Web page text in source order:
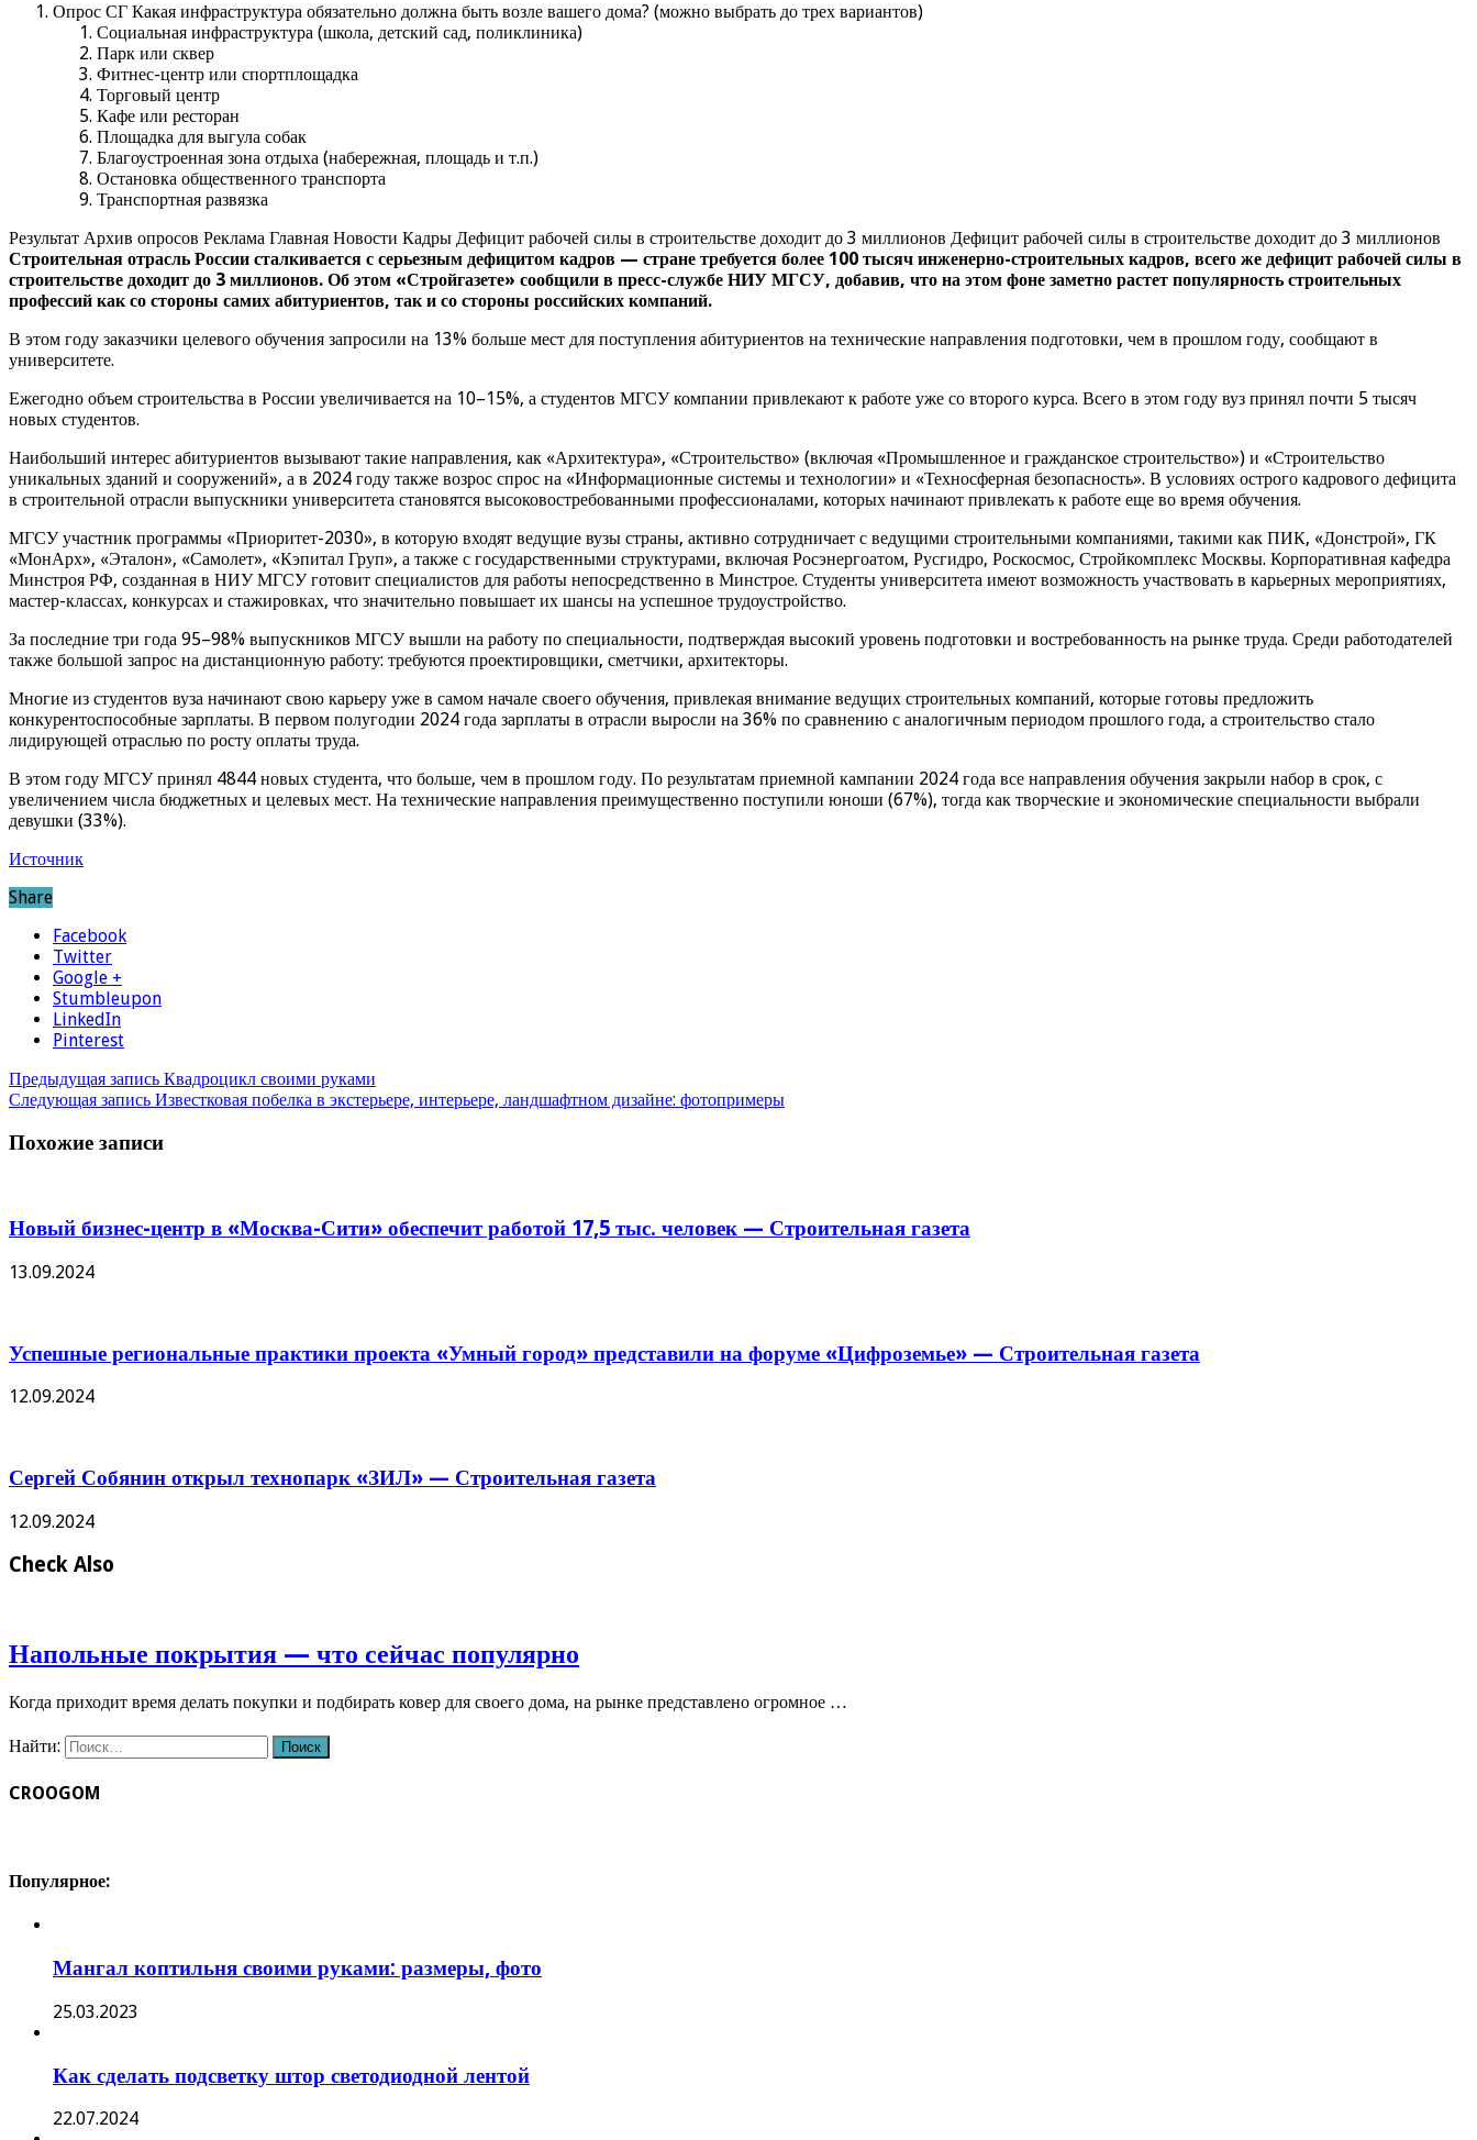
Опрос СГ Какая инфраструктура обязательно должна быть возле вашего дома? (можно выбрать до трех вариантов)
Социальная инфраструктура (школа, детский сад, поликлиника)
Парк или сквер
Фитнес-центр или спортплощадка
Торговый центр
Кафе или ресторан
Площадка для выгула собак
Благоустроенная зона отдыха (набережная, площадь и т.п.)
Остановка общественного транспорта
Транспортная развязка
Результат Архив опросов Реклама Главная Новости Кадры Дефицит рабочей силы в строительстве доходит до 3 миллионов Дефицит рабочей силы в строительстве доходит до 3 миллионов
Строительная отрасль России сталкивается с серьезным дефицитом кадров — стране требуется более 100 тысяч инженерно-строительных кадров, всего же дефицит рабочей силы в
строительстве доходит до 3 миллионов. Об этом «Стройгазете» сообщили в пресс-службе НИУ МГСУ, добавив, что на этом фоне заметно растет популярность строительных
профессий как со стороны самих абитуриентов, так и со стороны российских компаний.
В этом году заказчики целевого обучения запросили на 13% больше мест для поступления абитуриентов на технические направления подготовки, чем в прошлом году, сообщают в
университете.
Ежегодно объем строительства в России увеличивается на 10–15%, а студентов МГСУ компании привлекают к работе уже со второго курса. Всего в этом году вуз принял почти 5 тысяч
новых студентов.
Наибольший интерес абитуриентов вызывают такие направления, как «Архитектура», «Строительство» (включая «Промышленное и гражданское строительство») и «Строительство
уникальных зданий и сооружений», а в 2024 году также возрос спрос на «Информационные системы и технологии» и «Техносферная безопасность». В условиях острого кадрового дефицита
в строительной отрасли выпускники университета становятся высоковостребованными профессионалами, которых начинают привлекать к работе еще во время обучения.
МГСУ участник программы «Приоритет-2030», в которую входят ведущие вузы страны, активно сотрудничает с ведущими строительными компаниями, такими как ПИК, «Донстрой», ГК
«МонАрх», «Эталон», «Самолет», «Кэпитал Груп», а также с государственными структурами, включая Росэнергоатом, Русгидро, Роскосмос, Стройкомплекс Москвы. Корпоративная кафедра
Минстроя РФ, созданная в НИУ МГСУ готовит специалистов для работы непосредственно в Минстрое. Студенты университета имеют возможность участвовать в карьерных мероприятиях,
мастер-классах, конкурсах и стажировках, что значительно повышает их шансы на успешное трудоустройство.
За последние три года 95–98% выпускников МГСУ вышли на работу по специальности, подтверждая высокий уровень подготовки и востребованность на рынке труда. Среди работодателей
также большой запрос на дистанционную работу: требуются проектировщики, сметчики, архитекторы.
Многие из студентов вуза начинают свою карьеру уже в самом начале своего обучения, привлекая внимание ведущих строительных компаний, которые готовы предложить
конкурентоспособные зарплаты. В первом полугодии 2024 года зарплаты в отрасли выросли на 36% по сравнению с аналогичным периодом прошлого года, а строительство стало
лидирующей отраслью по росту оплаты труда.
В этом году МГСУ принял 4844 новых студента, что больше, чем в прошлом году. По результатам приемной кампании 2024 года все направления обучения закрыли набор в срок, с
увеличением числа бюджетных и целевых мест. На технические направления преимущественно поступили юноши (67%), тогда как творческие и экономические специальности выбрали
девушки (33%).
Источник
Share
Facebook
Twitter
Google +
Stumbleupon
LinkedIn
Pinterest
Предыдущая запись Квадроцикл своими руками
Следующая запись Известковая побелка в экстерьере, интерьере, ландшафтном дизайне: фотопримеры
Похожие записи
Новый бизнес-центр в «Москва-Сити» обеспечит работой 17,5 тыс. человек — Строительная газета
13.09.2024
Успешные региональные практики проекта «Умный город» представили на форуме «Цифроземье» — Строительная газета
12.09.2024
Сергей Собянин открыл технопарк «ЗИЛ» — Строительная газета
12.09.2024
Check Also
Напольные покрытия — что сейчас популярно
Когда приходит время делать покупки и подбирать ковер для своего дома, на рынке представлено огромное …
Найти:
CROOGOM
Популярное:
Мангал коптильня своими руками: размеры, фото
25.03.2023
Как сделать подсветку штор светодиодной лентой
22.07.2024